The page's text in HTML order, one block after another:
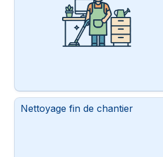
Nettoyage fin de chantier